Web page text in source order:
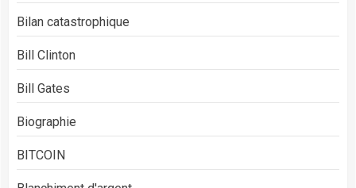
Bilan catastrophique
Bill Clinton
Bill Gates
Biographie
BITCOIN